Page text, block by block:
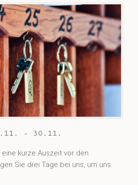
- 30.11.
kurze Auszeit vor den
Sie drei Tage bei uns, um uns